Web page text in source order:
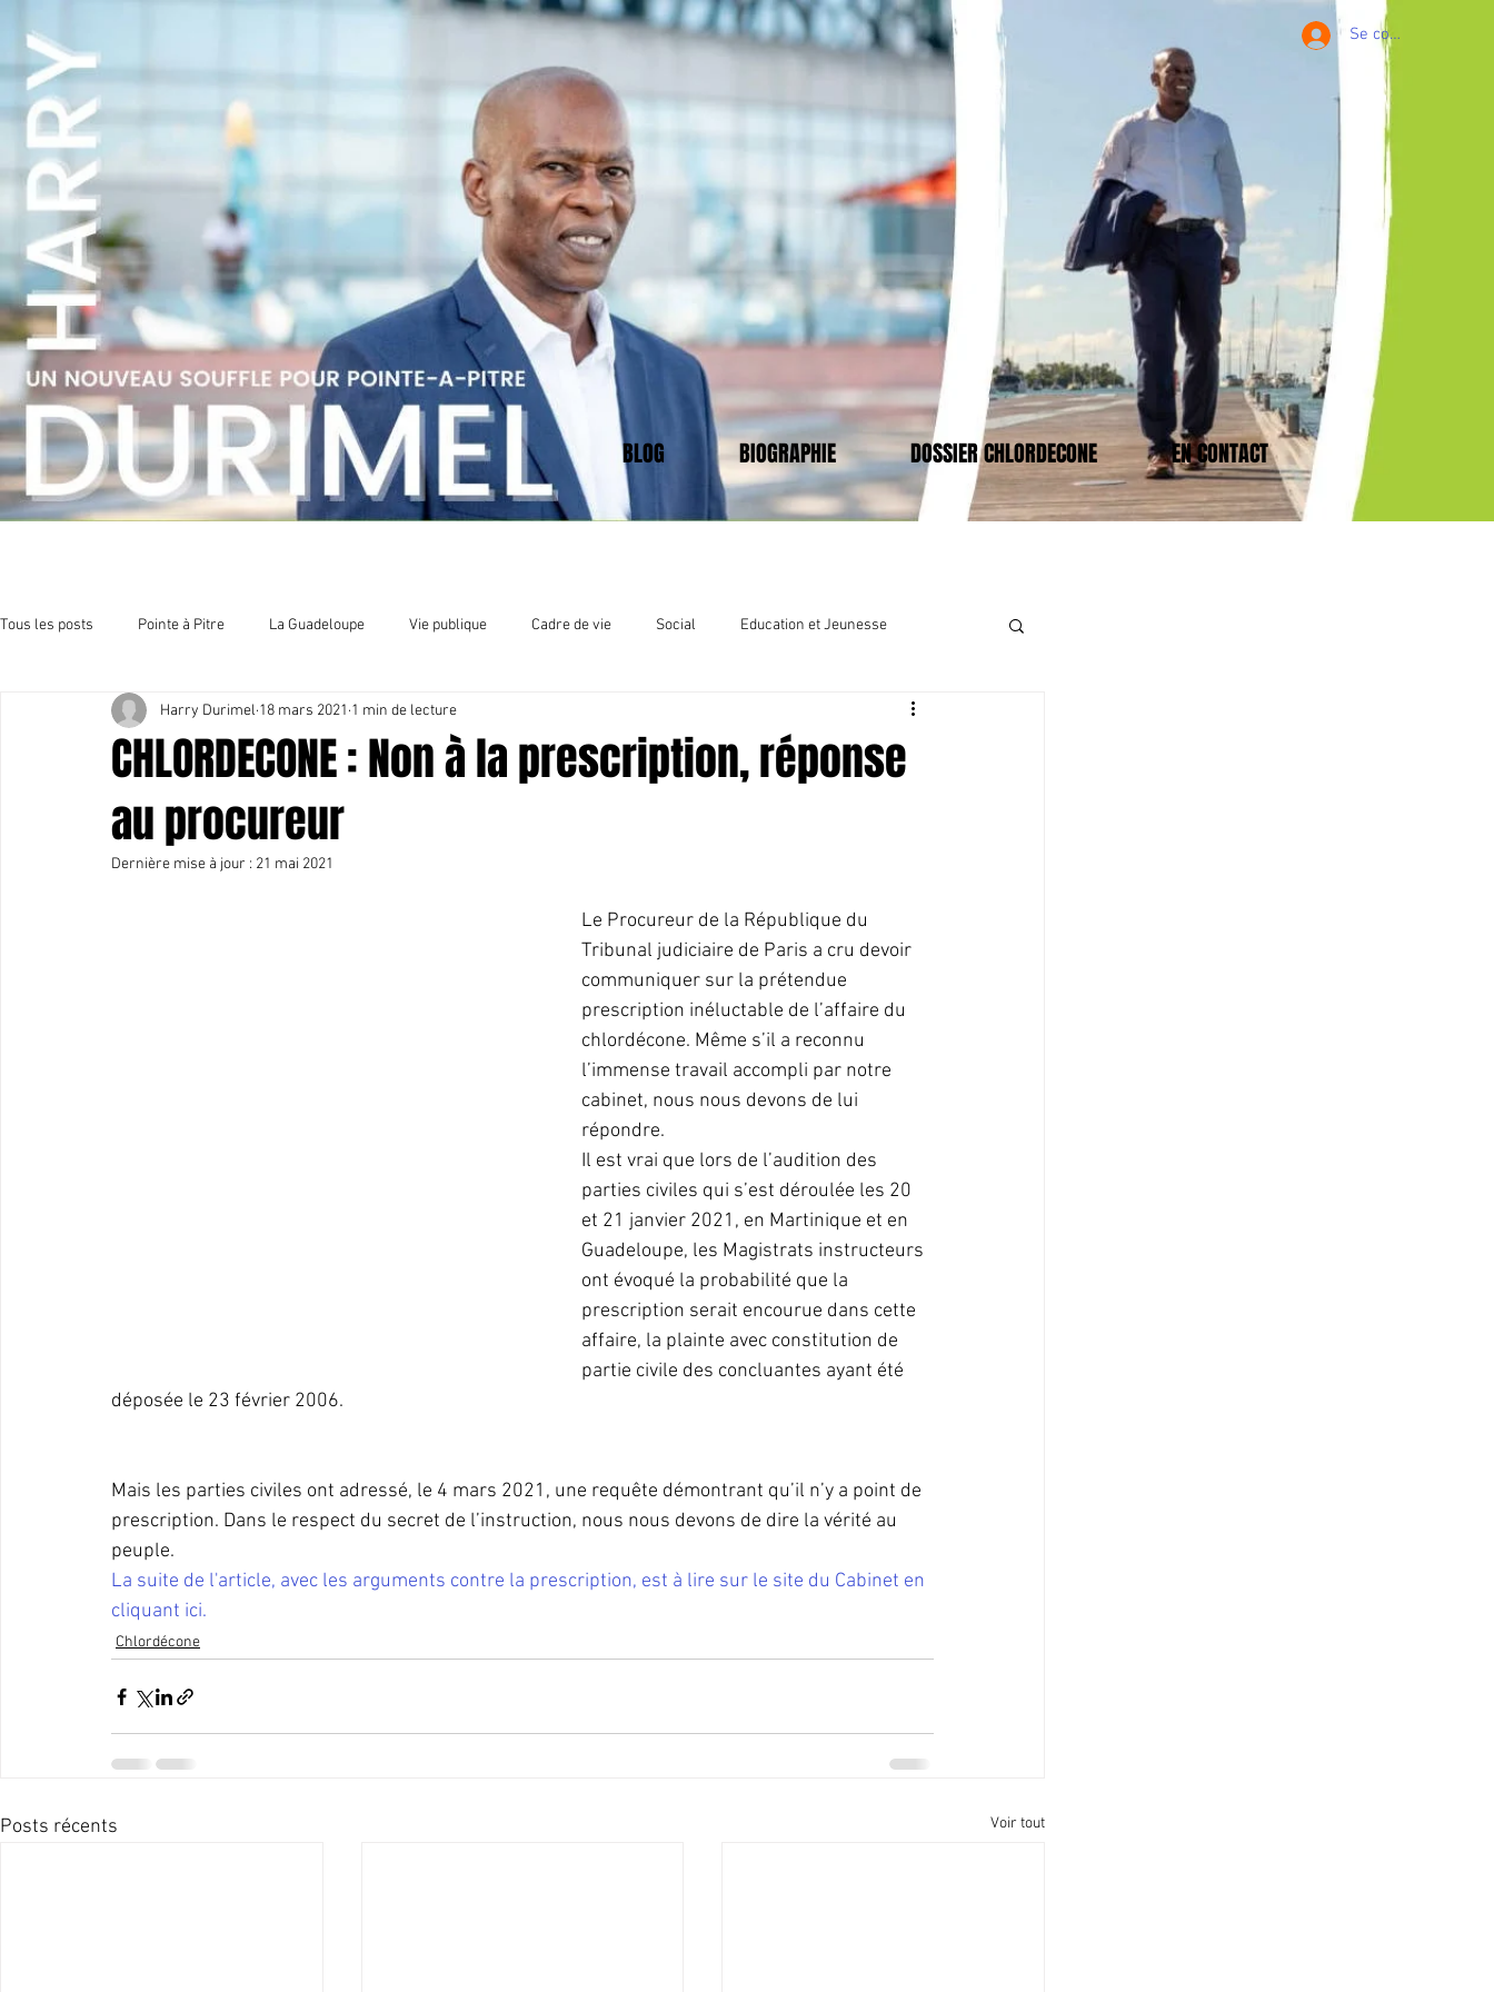
Se connecter
BLOG BIOGRAPHIE DOSSIER CHLORDECONE EN CONTACT
Tous les posts Pointe à Pitre La Guadeloupe Vie publique Cadre de vie Social Education et Jeunesse
Sport et culture Organisation politique
CHLORDECONE : Non à la prescription, réponse
au procureur
Harry Durimel 18 mars 2021 1 min de lecture
Dernière mise à jour : 21 mai 2021
Le Procureur de la République du
Tribunal judiciaire de Paris a cru devoir
communiquer sur la prétendue
prescription inéluctable de l’affaire du
chlordécone. Même s’il a reconnu
l’immense travail accompli par notre
cabinet, nous nous devons de lui
répondre.
Il est vrai que lors de l’audition des
parties civiles qui s’est déroulée les 20
et 21 janvier 2021, en Martinique et en
Guadeloupe, les Magistrats instructeurs
ont évoqué la probabilité que la
prescription serait encourue dans cette
affaire, la plainte avec constitution de
partie civile des concluantes ayant été
déposée le 23 février 2006.
Mais les parties civiles ont adressé, le 4 mars 2021, une requête démontrant qu’il n’y a point de
prescription. Dans le respect du secret de l’instruction, nous nous devons de dire la vérité au
peuple.
La suite de l'article, avec les arguments contre la prescription, est à lire sur le site du Cabinet en
cliquant ici.
Chlordécone
Posts récents Voir tout